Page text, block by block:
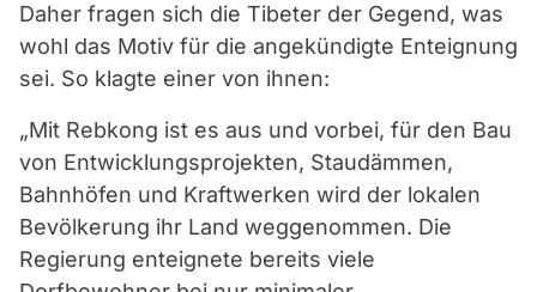
Daher fragen sich die Tibeter der Gegend, was
wohl das Motiv für die angekündigte Enteignung
sei. So klagte einer von ihnen:
„Mit Rebkong ist es aus und vorbei, für den Bau
von Entwicklungsprojekten, Staudämmen,
Bahnhöfen und Kraftwerken wird der lokalen
Bevölkerung ihr Land weggenommen. Die
Regierung enteignete bereits viele